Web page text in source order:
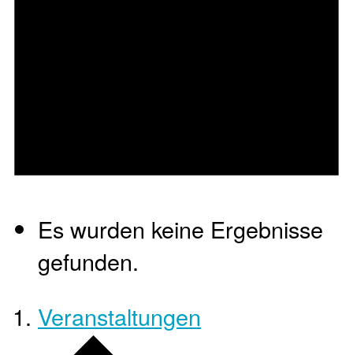
Es wurden keine Ergebnisse
gefunden.
Veranstaltungen